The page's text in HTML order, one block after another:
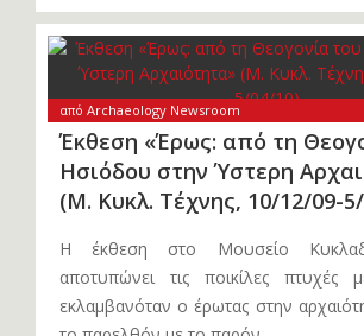
από Archaeology Newsroom
Έκθεση «Έρως: από τη
Ησιόδου στην Ύστερη
(Μ. Κυκλ. Τέχνης, 10/12/09-
Η έκθεση στο Μουσείο
αποτυπώνει τις ποικίλες πτυχές
εκλαμβανόταν ο έρωτας στην